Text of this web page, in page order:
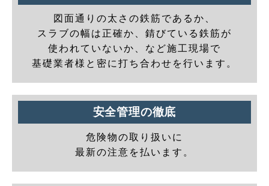
図面通りの太さの鉄筋であるか、
スラブの幅は正確か、錆びている鉄筋が
使われていないか、など施工現場で
基礎業者様と密に打ち合わせを行います。
安全管理の徹底
危険物の取り扱いに
最新の注意を払います。